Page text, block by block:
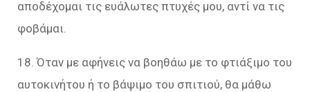
αποδέχομαι τις ευάλωτες πτυχές μου, αντί να τις
φοβάμαι.
18. Όταν με αφήνεις να βοηθάω με το φτιάξιμο του
αυτοκινήτου ή το βάψιμο του σπιτιού, θα μάθω